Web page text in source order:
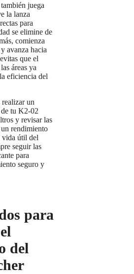
juega
la lanza
para
se elimine de
comienza
avanza hacia
que el
áreas ya
eficiencia del
un
tu K2-02
y revisar las
rendimiento
vida útil del
seguir las
para
seguro y
para
del